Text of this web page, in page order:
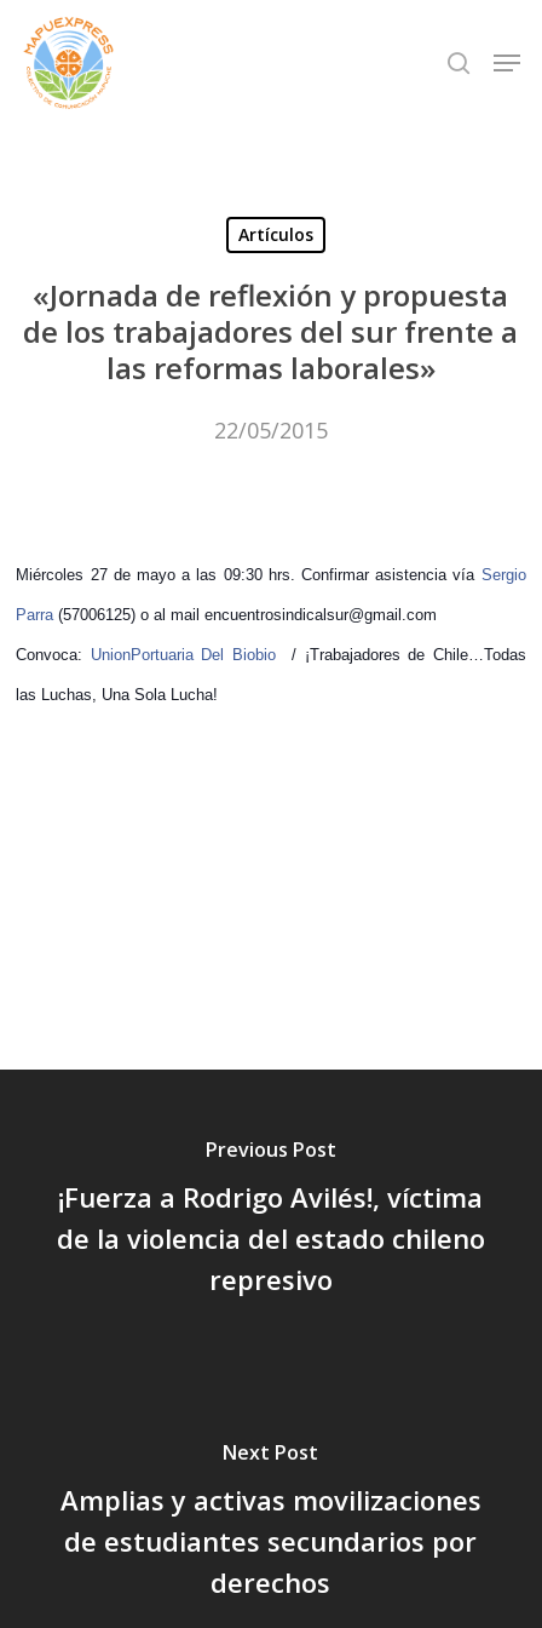
Skip
main
search
Artículos
«Jornada de reflexión y propuesta
de los trabajadores del sur frente a
las reformas laborales»
22/05/2015
Miércoles 27 de mayo a las 09:30 hrs. Confirmar asistencia vía Sergio
Parra(57006125) o al mail encuentrosindicalsur@gmail.com
Convoca: UnionPortuaria Del Biobio/ ¡Trabajadores de Chile…Todas
las Luchas, Una Sola Lucha!
Previous Post
¡Fuerza a Rodrigo Avilés!, víctima
de la violencia del estado chileno
represivo
Next Post
Amplias y activas movilizaciones
de estudiantes secundarios por
derechos
Close